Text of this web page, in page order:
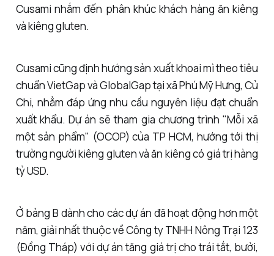
Cusami nhắm đến phân khúc khách hàng ăn kiêng
và kiêng gluten.
Cusami cũng định hướng sản xuất khoai mì theo tiêu
chuẩn VietGap và GlobalGap tại xã Phú Mỹ Hưng, Củ
Chi, nhằm đáp ứng nhu cầu nguyên liệu đạt chuẩn
xuất khẩu. Dự án sẽ tham gia chương trình "Mỗi xã
một sản phẩm" (OCOP) của TP HCM, hướng tới thị
trường người kiêng gluten và ăn kiêng có giá trị hàng
tỷ USD.
Ở bảng B dành cho các dự án đã hoạt động hơn một
năm, giải nhất thuộc về Công ty TNHH Nông Trại 123
(Đồng Tháp) với dự án tăng giá trị cho trái tắt, bưởi,